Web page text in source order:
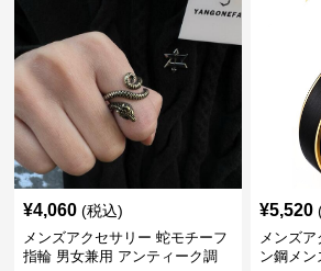
¥4,060 (税込)
メンズアクセサリー 蛇モチーフ
指輪 男女兼用 アンティーク調
¥5,520
メンズ
ン鋼メン